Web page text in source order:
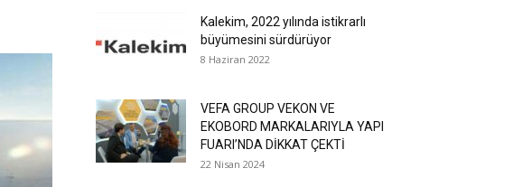
Kalekim, 2022 yılında istikrarlı
büyümesini sürdürüyor
8 Haziran 2022
VEFA GROUP VEKON VE
EKOBORD MARKALARIYLA YAPI
FUARI’NDA DİKKAT ÇEKTİ
22 Nisan 2024